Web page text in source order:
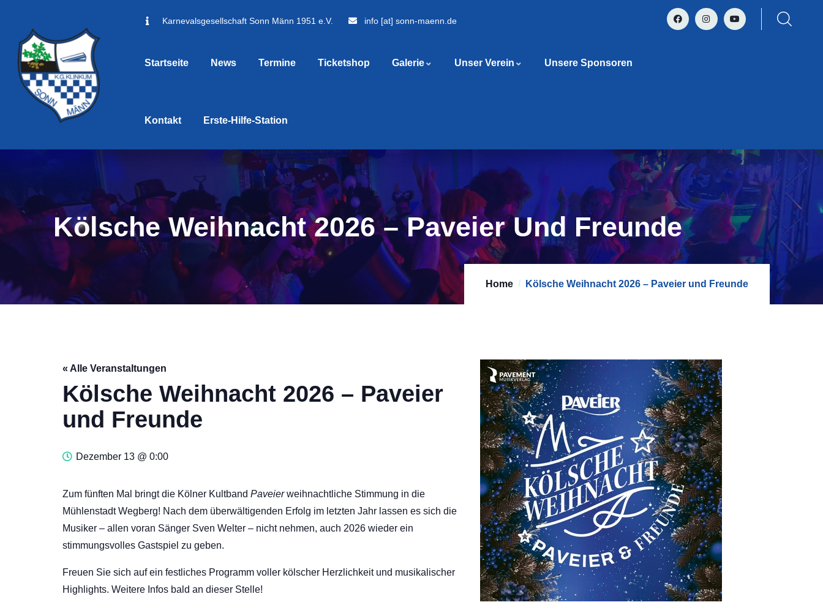
Karnevalsgesellschaft Sonn Männ 1951 e.V. info [at] sonn-maenn.de
Startseite News Termine Ticketshop Galerie Unser Verein Unsere Sponsoren
Kontakt Erste-Hilfe-Station
Kölsche Weihnacht 2026 – Paveier Und Freunde
Home Kölsche Weihnacht 2026 – Paveier und Freunde
« Alle Veranstaltungen
Kölsche Weihnacht 2026 – Paveier
und Freunde
Dezember 13 @ 0:00
Zum fünften Mal bringt die Kölner Kultband Paveierweihnachtliche Stimmung in die
Mühlenstadt Wegberg! Nach dem überwältigenden Erfolg im letzten Jahr lassen es sich die
Musiker – allen voran Sänger Sven Welter – nicht nehmen, auch 2026 wieder ein
stimmungsvolles Gastspiel zu geben.
Freuen Sie sich auf ein festliches Programm voller kölscher Herzlichkeit und musikalischer
Highlights. Weitere Infos bald an dieser Stelle!